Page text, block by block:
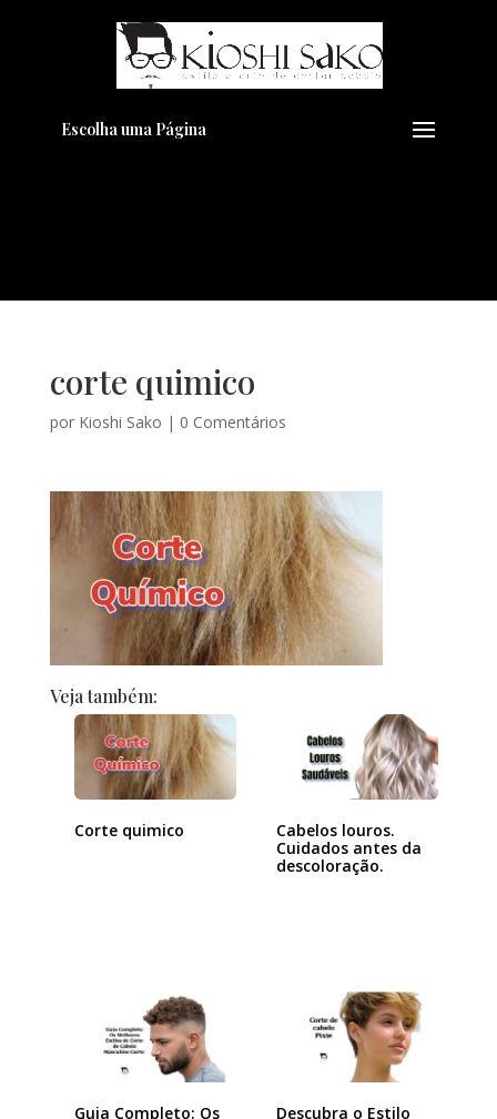
Escolha uma Página
corte quimico
por Kioshi Sako | 0 Comentários
Veja também:
Corte quimico
Cabelos louros.
Cuidados antes da
descoloração.
Guia Completo: Os
Descubra o Estilo
Pensando em transformar seu
Visual??